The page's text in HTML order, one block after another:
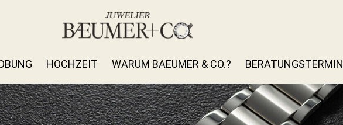
HOCHZEIT WARUM BAEUMER & CO.? BERATUNGSTERMIN